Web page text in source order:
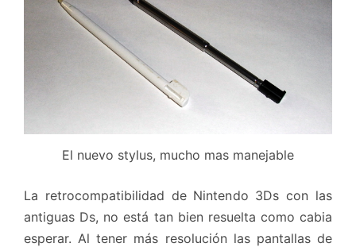
El nuevo stylus, mucho mas manejable
La retrocompatibilidad de Nintendo 3Ds con las
antiguas Ds, no está tan bien resuelta como cabia
esperar. Al tener más resolución las pantallas de